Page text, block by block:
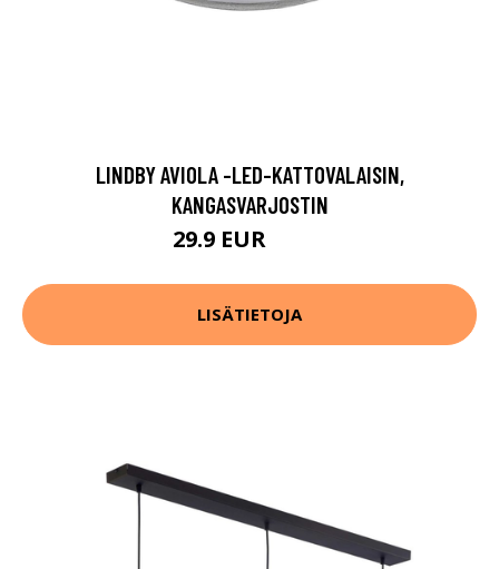
LINDBY AVIOLA -LED-KATTOVALAISIN,
KANGASVARJOSTIN
29.9 EUR
LISÄTIETOJA